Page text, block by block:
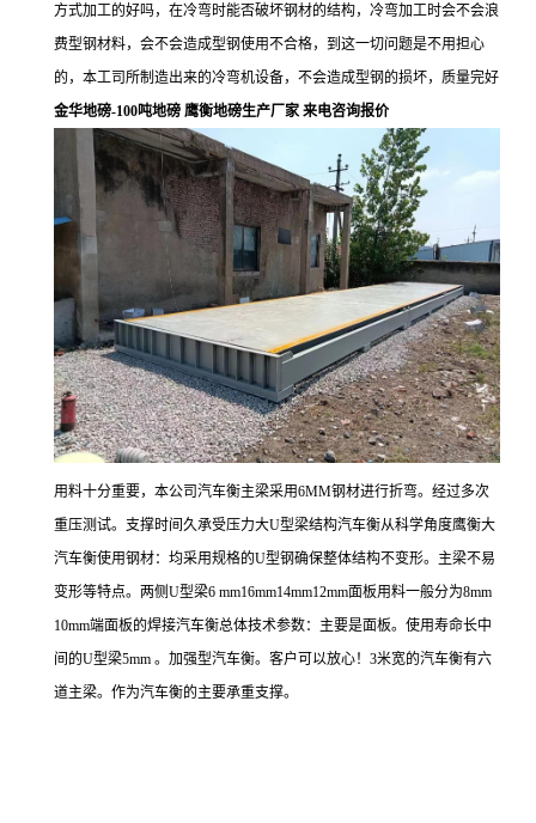
方式加工的好吗，在冷弯时能否破坏钢材的结构，冷弯加工时会不会浪
费型钢材料，会不会造成型钢使用不合格，到这一切问题是不用担心
的，本工司所制造出来的冷弯机设备，不会造成型钢的损坏，质量完好
金华地磅-100吨地磅 鹰衡地磅生产厂家 来电咨询报价
用料十分重要，本公司汽车衡主梁采用6MM钢材进行折弯。经过多次
重压测试。支撑时间久承受压力大U型梁结构汽车衡从科学角度鹰衡大
汽车衡使用钢材：均采用规格的U型钢确保整体结构不变形。主梁不易
变形等特点。两侧U型梁6 mm16mm14mm12mm面板用料一般分为8mm
10mm端面板的焊接汽车衡总体技术参数：主要是面板。使用寿命长中
间的U型梁5mm 。加强型汽车衡。客户可以放心！3米宽的汽车衡有六
道主梁。作为汽车衡的主要承重支撑。